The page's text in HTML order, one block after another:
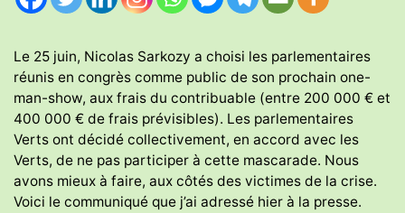
Le 25 juin, Nicolas Sarkozy a choisi les parlementaires
réunis en congrès comme public de son prochain one-
man-show, aux frais du contribuable (entre 200 000 € et
400 000 € de frais prévisibles). Les parlementaires
Verts ont décidé collectivement, en accord avec les
Verts, de ne pas participer à cette mascarade. Nous
avons mieux à faire, aux côtés des victimes de la crise.
Voici le communiqué que j’ai adressé hier à la presse.